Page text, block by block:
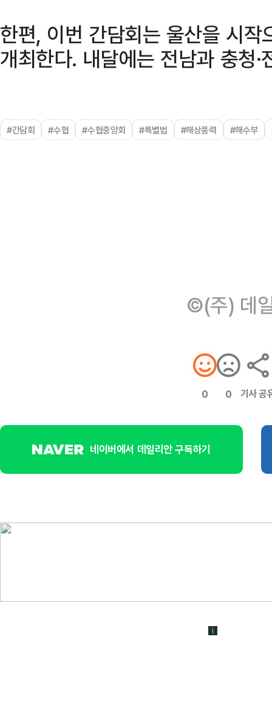
한편, 이번 간담회는 울산을 시작
개최한다. 내달에는 전남과 충청
#간담회 #수협 #수협중앙회 #특별법 #해상풍력 #해수부
©(주) 데
0 0 기사 공
네이버에서 데일리안 구독하기